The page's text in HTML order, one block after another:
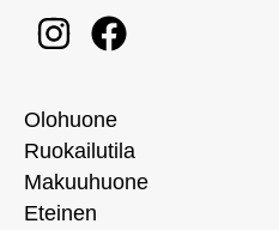
Olohuone
Ruokailutila
Makuuhuone
Eteinen